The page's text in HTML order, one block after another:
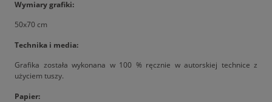
Wymiary grafiki:
50x70 cm
Technika i media:
Grafika została wykonana w 100 % ręcznie w autorskiej technice z
użyciem tuszy.
Papier: